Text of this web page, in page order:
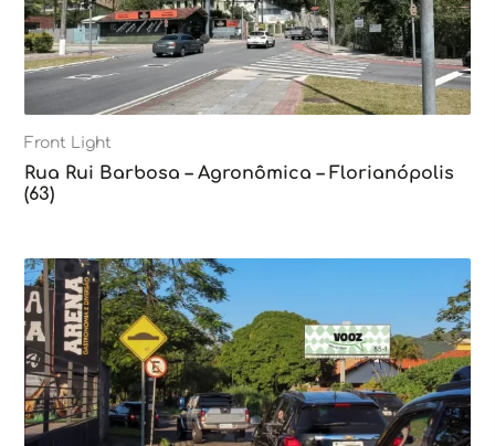
Front Light
Rua Rui Barbosa – Agronômica – Florianópolis
(63)